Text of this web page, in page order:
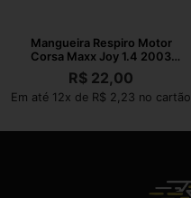
Mangueira Respiro Motor
Corsa Maxx Joy 1.4 2003
2004 A 2010
R$ 22,00
Em até 12x de R$ 2,23 no cartão